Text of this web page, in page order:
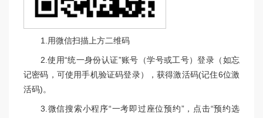
1.用微信扫描上方二维码
2.使用“统一身份认证”账号（学号或工号）登录（如忘
记密码，可使用手机验证码登录），获得激活码(记住6位激
活码)。
3.微信搜索小程序“一考即过座位预约”，点击“预约选